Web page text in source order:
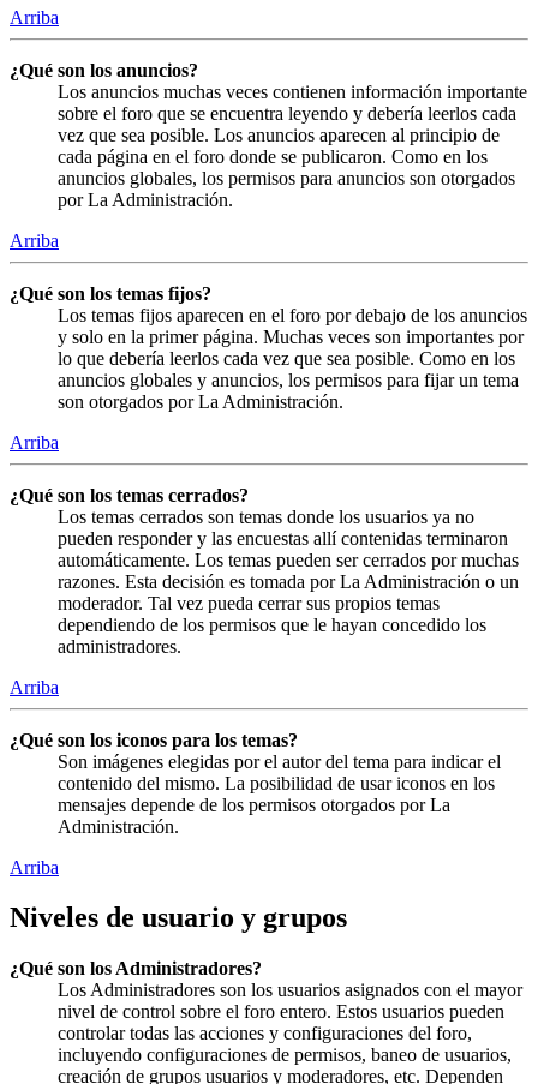
Arriba
¿Qué son los anuncios?
Los anuncios muchas veces contienen información importante
sobre el foro que se encuentra leyendo y debería leerlos cada
vez que sea posible. Los anuncios aparecen al principio de
cada página en el foro donde se publicaron. Como en los
anuncios globales, los permisos para anuncios son otorgados
por La Administración.
Arriba
¿Qué son los temas fijos?
Los temas fijos aparecen en el foro por debajo de los anuncios
y solo en la primer página. Muchas veces son importantes por
lo que debería leerlos cada vez que sea posible. Como en los
anuncios globales y anuncios, los permisos para fijar un tema
son otorgados por La Administración.
Arriba
¿Qué son los temas cerrados?
Los temas cerrados son temas donde los usuarios ya no
pueden responder y las encuestas allí contenidas terminaron
automáticamente. Los temas pueden ser cerrados por muchas
razones. Esta decisión es tomada por La Administración o un
moderador. Tal vez pueda cerrar sus propios temas
dependiendo de los permisos que le hayan concedido los
administradores.
Arriba
¿Qué son los iconos para los temas?
Son imágenes elegidas por el autor del tema para indicar el
contenido del mismo. La posibilidad de usar iconos en los
mensajes depende de los permisos otorgados por La
Administración.
Arriba
Niveles de usuario y grupos
¿Qué son los Administradores?
Los Administradores son los usuarios asignados con el mayor
nivel de control sobre el foro entero. Estos usuarios pueden
controlar todas las acciones y configuraciones del foro,
incluyendo configuraciones de permisos, baneo de usuarios,
creación de grupos usuarios y moderadores, etc. Dependen